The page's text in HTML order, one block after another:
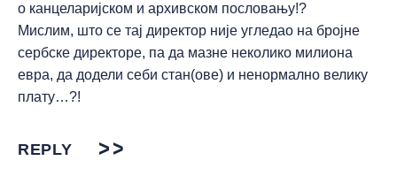
о канцеларијском и архивском пословању!?
Мислим, што се тај директор није угледао на бројне
сербске директоре, па да мазне неколико милиона
евра, да додели себи стан(ове) и ненормално велику
плату…?!
REPLY